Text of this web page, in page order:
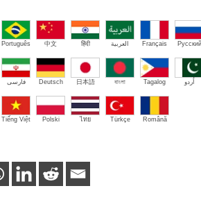
Português 中文 हिंदी العربية Français Русский
فارسی Deutsch 日本語 বাংলা Tagalog اُردو
Tiếng Việt Polski ไทย Türkçe Română